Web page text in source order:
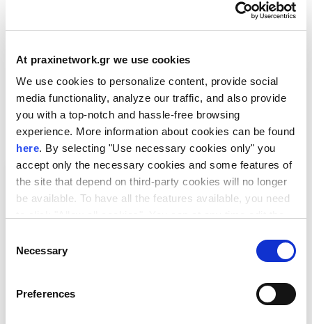
At praxinetwork.gr we use cookies
We use cookies to personalize content, provide social
media functionality, analyze our traffic, and also provide
you with a top-notch and hassle-free browsing
experience. More information about cookies can be found
here. By selecting "Use necessary cookies only" you
accept only the necessary cookies and some features of
the site that depend on third-party cookies will no longer
be available. To have all the features available, you need
our site under "Manage cookies".
Selection
Necessary
Preferences
Δήλωσης Συμμετοχής.
πριν την εκδήλωση.
Περισσότερα Νέα:
Webinars από το European IP Helpdesk για